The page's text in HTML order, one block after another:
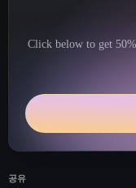
Click below to get
공유